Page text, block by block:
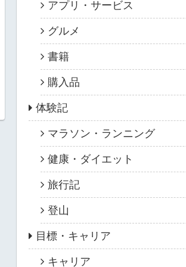
アプリ・サービス
グルメ
書籍
購入品
体験記
マラソン・ランニング
健康・ダイエット
旅行記
登山
目標・キャリア
キャリア